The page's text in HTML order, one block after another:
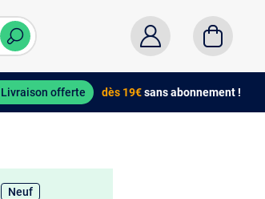
Livraison offerte dès 19€sans abonnement !
Neuf